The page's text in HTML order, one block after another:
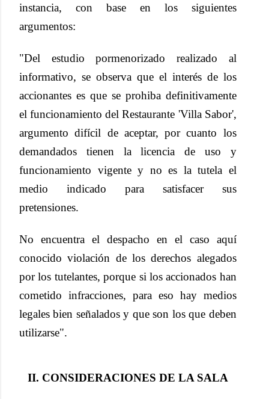
instancia, con base en los siguientes
argumentos:
"Del estudio pormenorizado realizado al
informativo, se observa que el interés de los
accionantes es que se prohiba definitivamente
el funcionamiento del Restaurante 'Villa Sabor',
argumento difícil de aceptar, por cuanto los
demandados tienen la licencia de uso y
funcionamiento vigente y no es la tutela el
medio indicado para satisfacer sus
pretensiones.
No encuentra el despacho en el caso aquí
conocido violación de los derechos alegados
por los tutelantes, porque si los accionados han
cometido infracciones, para eso hay medios
legales bien señalados y que son los que deben
utilizarse".
II. CONSIDERACIONES DE LA SALA